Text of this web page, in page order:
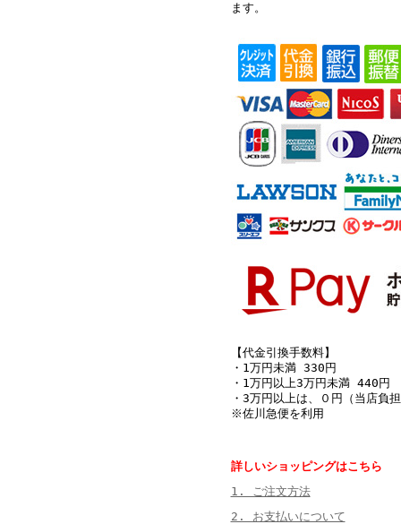
ます。
【代金引換手数料】
・1万円未満 330円
・1万円以上3万円未満 440円
・3万円以上は、０円（当店負
※佐川急便を利用
詳しいショッピングはこちら
1. ご注文方法
2. お支払いについて